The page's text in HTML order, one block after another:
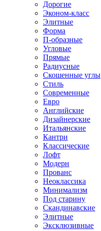
Дорогие
Эконом-класс
Элитные
Форма
П-образные
Угловые
Прямые
Радиусные
Скошенные углы
Стиль
Современные
Евро
Английские
Дизайнерские
Итальянские
Кантри
Классические
Лофт
Модерн
Прованс
Неоклассика
Минимализм
Под старину
Скандинавские
Элитные
Эксклюзивные